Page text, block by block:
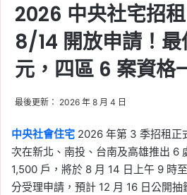
2026 中央社宅招租
8/14 開放申請！
元，四區 6 案資格
最後更新： 2026 年 8 月 4 日
中央社會住宅 2026 年第 3 季招租正
次在新北、南投、台南及高雄推出 6
1,500 戶，將於 8 月 14 日上午 9 時
分受理申請，預計 12 月 16 日公開